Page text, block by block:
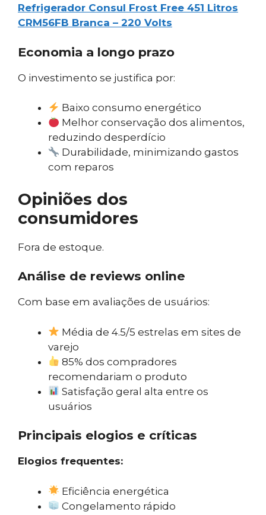
Refrigerador Consul Frost Free 451 Litros
CRM56FB Branca – 220 Volts
Economia a longo prazo
O investimento se justifica por:
Baixo consumo energético
Melhor conservação dos alimentos,
reduzindo desperdício
Durabilidade, minimizando gastos
com reparos
Opiniões dos
consumidores
Fora de estoque.
Análise de reviews online
Com base em avaliações de usuários:
Média de 4.5/5 estrelas em sites de
varejo
85% dos compradores
recomendariam o produto
Satisfação geral alta entre os
usuários
Principais elogios e críticas
Elogios frequentes:
Eficiência energética
Congelamento rápido